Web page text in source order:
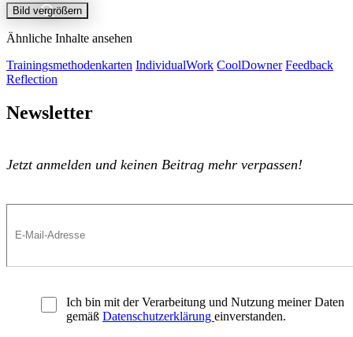
Bild vergrößern
Ähnliche Inhalte ansehen
Trainingsmethodenkarten IndividualWork CoolDowner Feedback
Reflection
Newsletter
Jetzt anmelden und keinen Beitrag mehr verpassen!
Ich bin mit der Verarbeitung und Nutzung meiner Daten
gemäß Datenschutzerklärung einverstanden.